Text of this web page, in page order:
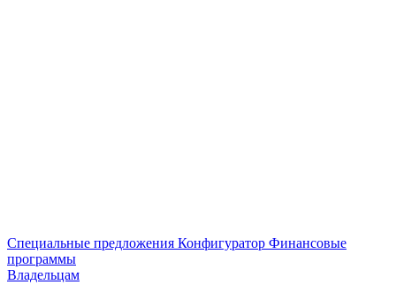
Специальные предложения Конфигуратор Финансовые
программы
Владельцам